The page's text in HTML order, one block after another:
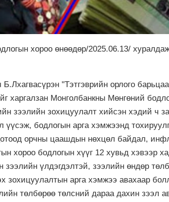
хороо өнөөдөр/2025.06.13/
"Тэтгэврийн орлого
харгалзан Монголбанкны Мөнгөний
зээлийн зохицуулалт хийсэн хэдий ч
бодлогын арга хэмжээнд
орчны цаашдын нөхцөл байдал,
хороо бодлогын хүүг 12 хувьд хэвээр
зээлийн үлдэгдэлтэй, зээлийн өндөр
зохицуулалтын арга хэмжээ авахаар
төлбөрөө төлсний дараа дахин зээл